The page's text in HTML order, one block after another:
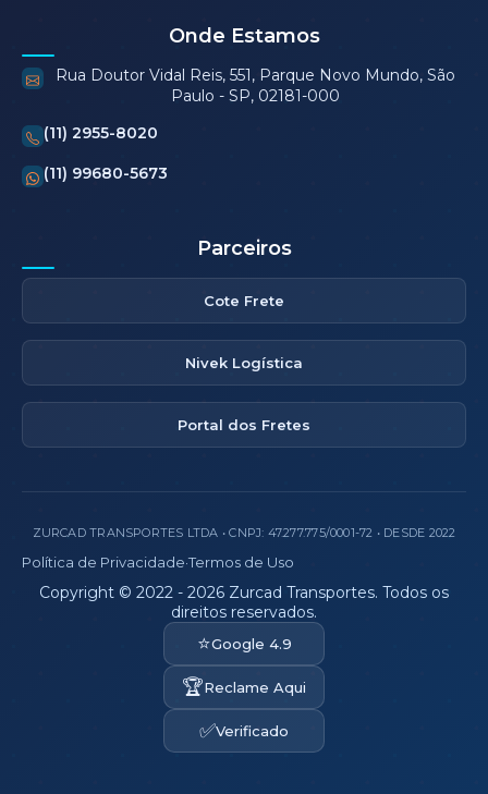
Onde Estamos
Rua Doutor Vidal Reis, 551, Parque Novo Mundo, São
Paulo - SP, 02181-000
(11) 2955-8020
(11) 99680-5673
Parceiros
Cote Frete
Nivek Logística
Portal dos Fretes
ZURCAD TRANSPORTES LTDA • CNPJ: 47.277.775/0001-72 • DESDE 2022
Política de Privacidade·Termos de Uso
Copyright © 2022 - 2026 Zurcad Transportes. Todos os
direitos reservados.
⭐Google 4.9
🏆Reclame Aqui
✅Verificado